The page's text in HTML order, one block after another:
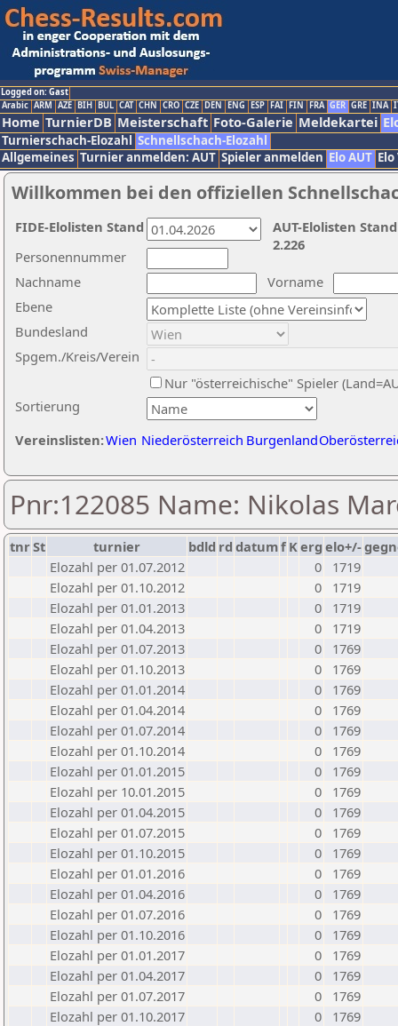
Logged on: Gast
Arabic ARM AZE BIH BUL CAT CHN CRO CZE DEN ENG ESP FAI FIN FRA GER GRE INA
Home TurnierDB Meisterschaft Foto-Galerie Meldekartei
Turnierschach-Elozahl Schnellschach-Elozahl
Allgemeines Turnier anmelden: AUT Spieler anmelden Elo AUT
Willkommen bei den offiziellen
Nachname
Vorname
Ebene
Sortierung
Personennummer
Bundesland
Spgem./Kreis/Verein
Nur "österreichische" Spieler
Vereinslisten:Wien Niederösterreich Burgenland
AUT-Elolisten
2.226
FIDE-Elolisten Stand
Pnr:122085 Name: Nikolas
tnrSt turnier bdld rd datumf Kerg elo+/-
Elozahl per 01.07.2012
0
1719
Elozahl per 01.10.2012
0
1719
Elozahl per 01.01.2013
0
1719
Elozahl per 01.04.2013
0
1719
Elozahl per 01.07.2013
0
1769
Elozahl per 01.10.2013
0
1769
Elozahl per 01.01.2014
0
1769
Elozahl per 01.04.2014
0
1769
Elozahl per 01.07.2014
0
1769
Elozahl per 01.10.2014
0
1769
Elozahl per 01.01.2015
0
1769
Elozahl per 10.01.2015
0
1769
Elozahl per 01.04.2015
0
1769
Elozahl per 01.07.2015
0
1769
Elozahl per 01.10.2015
0
1769
Elozahl per 01.01.2016
0
1769
Elozahl per 01.04.2016
0
1769
Elozahl per 01.07.2016
0
1769
Elozahl per 01.10.2016
0
1769
Elozahl per 01.01.2017
0
1769
Elozahl per 01.04.2017
0
1769
Elozahl per 01.07.2017
0
1769
Elozahl per 01.10.2017
0
1769